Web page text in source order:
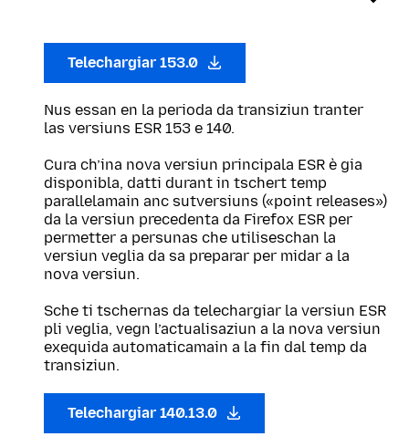
Telechargiar 153.0
Nus essan en la perioda da transiziun tranter
las versiuns ESR 153 e 140.
Cura ch’ina nova versiun principala ESR è gia
disponibla, datti durant in tschert temp
parallelamain anc sutversiuns («point releases»)
da la versiun precedenta da Firefox ESR per
permetter a persunas che utiliseschan la
versiun veglia da sa preparar per midar a la
nova versiun.
Sche ti tschernas da telechargiar la versiun ESR
pli veglia, vegn l’actualisaziun a la nova versiun
exequida automaticamain a la fin dal temp da
transiziun.
Telechargiar 140.13.0